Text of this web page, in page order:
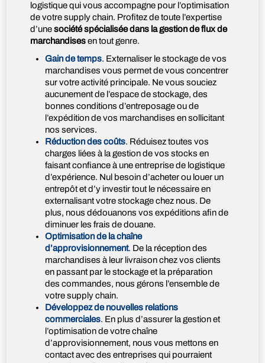
logistique qui vous accompagne pour l’optimisation
de votre supply chain. Profitez de toute l’expertise
d’unesociété spécialisée dans la gestion de flux de
marchandisesen tout genre.
Gain de temps. Externaliser le stockage de vos
marchandises vous permet de vous concentrer
sur votre activité principale. Ne vous souciez
aucunement de l’espace de stockage, des
bonnes conditions d’entreposage ou de
l’expédition de vos marchandises en sollicitant
nos services.
Réduction des coûts. Réduisez toutes vos
charges liées à la gestion de vos stocks en
faisant confiance à une entreprise de logistique
d’expérience. Nul besoin d’acheter ou louer un
entrepôt et d’y investir tout le nécessaire en
externalisant votre stockage chez nous. De
plus, nous dédouanons vos expéditions afin de
diminuer les frais de douane.
Optimisation de la chaîne
d’approvisionnement. De la réception des
marchandises à leur livraison chez vos clients
en passant par le stockage et la préparation
des commandes, nous gérons l’ensemble de
votre supply chain.
Développez de nouvelles relations
commerciales. En plus d’assurer la gestion et
l’optimisation de votre chaîne
d’approvisionnement, nous vous mettons en
contact avec des entreprises qui pourraient